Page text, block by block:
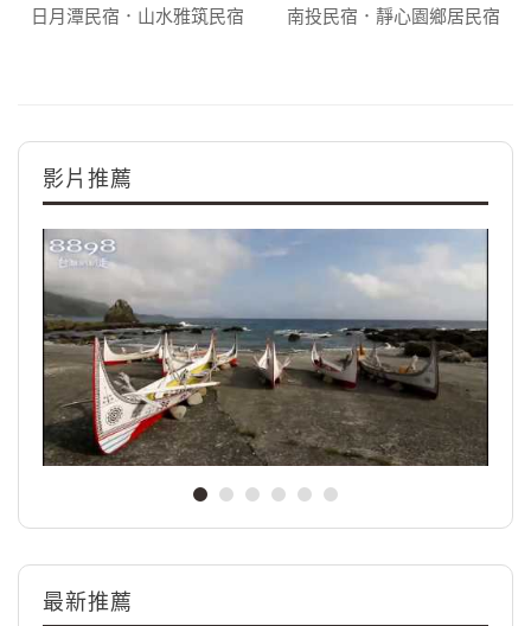
日月潭民宿．山水雅筑民宿 南投民宿．靜心園鄉居民宿
影片推薦
最新推薦